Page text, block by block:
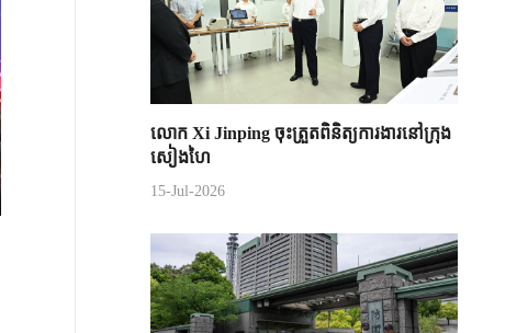
លោក Xi Jinping ចុះត្រួតពិនិត្យការងារនៅក្រុង
សៀងហៃ
15-Jul-2026